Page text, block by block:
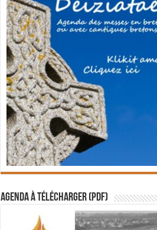
Agenda à télécharger (PDF)